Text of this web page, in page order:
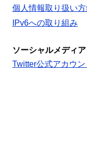
個人情報取り扱い
IPv6への取り組み
ソーシャルメディア
Twitter公式アカウン